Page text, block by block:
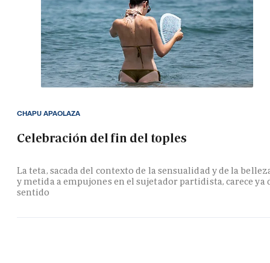
Celebración del fin del toples
La teta, sacada del contexto de la sensualidad y de la
y metida a empujones en el sujetador partidista, carece ya
sentido
CHAPU APAOLAZA